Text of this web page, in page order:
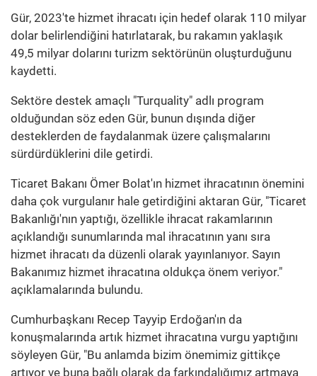
Gür, 2023'te hizmet ihracatı için hedef olarak 110 milyar
dolar belirlendiğini hatırlatarak, bu rakamın yaklaşık
49,5 milyar dolarını turizm sektörünün oluşturduğunu
kaydetti.
Sektöre destek amaçlı "Turquality" adlı program
olduğundan söz eden Gür, bunun dışında diğer
desteklerden de faydalanmak üzere çalışmalarını
sürdürdüklerini dile getirdi.
Ticaret Bakanı Ömer Bolat'ın hizmet ihracatının önemini
daha çok vurgulanır hale getirdiğini aktaran Gür, "Ticaret
Bakanlığı'nın yaptığı, özellikle ihracat rakamlarının
açıklandığı sunumlarında mal ihracatının yanı sıra
hizmet ihracatı da düzenli olarak yayınlanıyor. Sayın
Bakanımız hizmet ihracatına oldukça önem veriyor."
açıklamalarında bulundu.
Cumhurbaşkanı Recep Tayyip Erdoğan'ın da
konuşmalarında artık hizmet ihracatına vurgu yaptığını
söyleyen Gür, "Bu anlamda bizim önemimiz gittikçe
artıyor ve buna bağlı olarak da farkındalığımız artmaya